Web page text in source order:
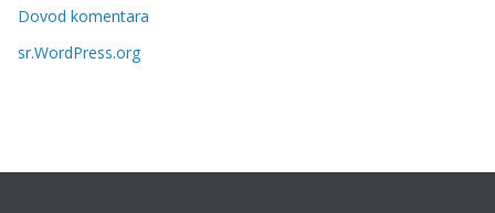
e
Dovod komentara
sr.WordPress.org